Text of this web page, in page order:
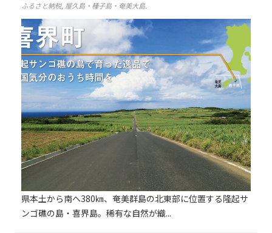
ふるさと納税, 屋久島・種子島・奄美大島.
県本土から南へ380㎞、奄美群島の北東部に位置する隆起サ
ンゴ礁の島・喜界島。稀有な自然が織...